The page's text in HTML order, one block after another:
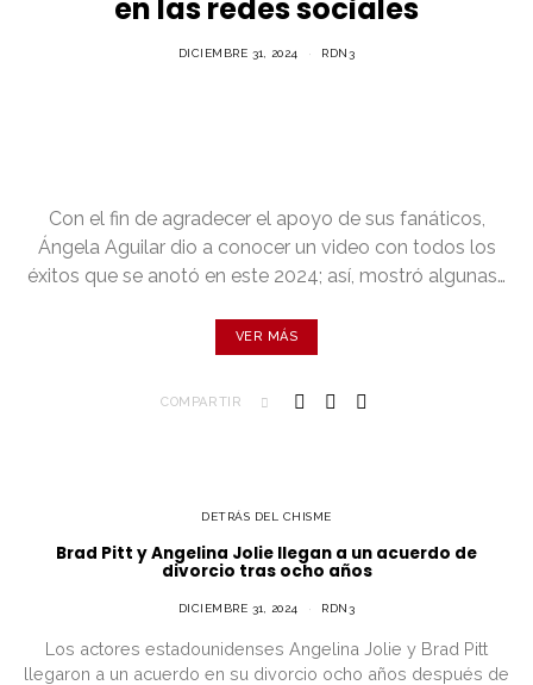
en las redes sociales
DICIEMBRE 31, 2024 RDN3
Con el fin de agradecer el apoyo de sus fanáticos,
Ángela Aguilar dio a conocer un video con todos los
éxitos que se anotó en este 2024; así, mostró algunas…
VER MÁS
COMPARTIR
DETRÁS DEL CHISME
Brad Pitt y Angelina Jolie llegan a un acuerdo de
divorcio tras ocho años
DICIEMBRE 31, 2024 RDN3
Los actores estadounidenses Angelina Jolie y Brad Pitt
llegaron a un acuerdo en su divorcio ocho años después de